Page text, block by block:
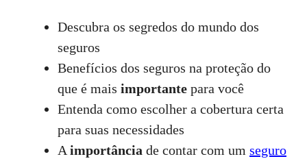
Descubra os segredos do mundo dos
seguros
Benefícios dos seguros na proteção do
que é mais importante para você
Entenda como escolher a cobertura certa
para suas necessidades
A importância de contar com um seguro